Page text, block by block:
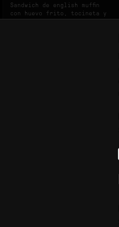
Sandwich de english muffin
con huevo frito, tocineta y
queso cheddar.